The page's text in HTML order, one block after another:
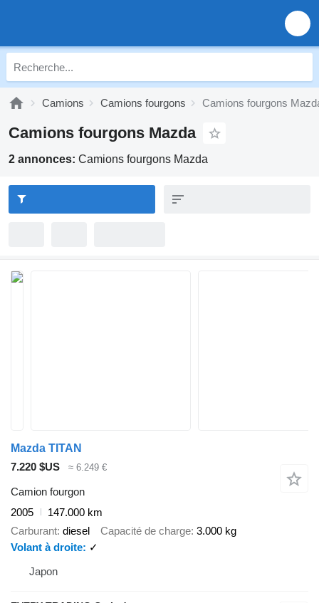
Camions Camions fourgons Camions fourgons
Camions fourgons Mazda
2 annonces: Camions fourgons Mazda
Mazda TITAN
7.220 $US
≈ 6.249 €
Camion fourgon
2005
147.000 km
Carburant diesel Capacité de charge 3.000 kg
Volant à droite
✓
Japon